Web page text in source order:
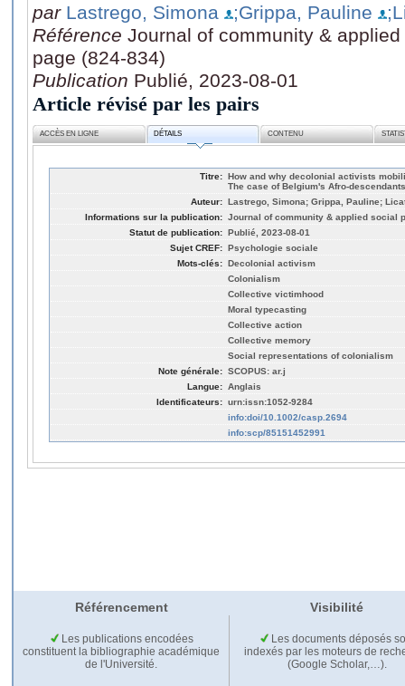
par Lastrego, Simona ;Grippa, Pauline
Référence Journal of community &
page (824-834)
Publication Publié, 2023-08-01
Article révisé par les pairs
ACCÈS EN LIGNE DÉTAILS CONTENU
Titre: How and why decolonial activists
The case of Belgium's Afro‐descendants
Auteur: Lastrego, Simona; Grippa, Pauline;
Informations sur la publication: Journal of community & applied social
Statut de publication: Publié, 2023-08-01
Sujet CREF: Psychologie sociale
Mots-clés: Decolonial activism
Colonialism
Collective victimhood
Moral typecasting
Collective action
Collective memory
Social representations of colonialism
Note générale: SCOPUS: ar.j
Langue: Anglais
Identificateurs: urn:issn:1052-9284
info:doi/10.1002/casp.2694
info:scp/85151452991
Référencement Visibilité
Les publications encodées
constituent la bibliographie académique
de l'Université.
Les documents déposés
indexés par les moteurs de
(Google Scholar,…).